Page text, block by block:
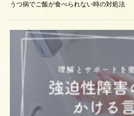
うつ病でご飯が食べられない時の対処法